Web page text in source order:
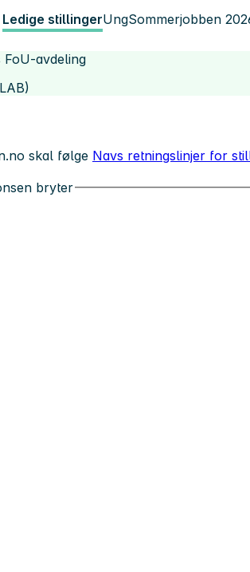
Ledige stillingerUngSommerjobben
FoU-avdeling
skal følge Navs retningslinjer for
bryter